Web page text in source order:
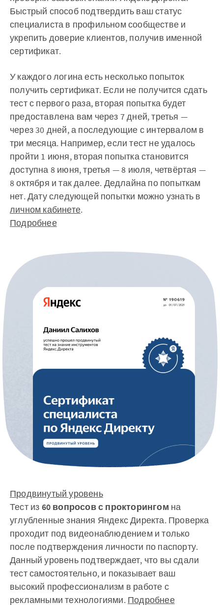
Быстрый способ подтвердить ваш статус
специалиста в профильном сообществе и
укрепить доверие клиентов, получив именной
сертификат.
У каждого логина есть несколько попыток
получить сертификат. Если не получится сдать
тест с первого раза, вторая попытка будет
предоставлена вам через 7 дней, третья —
через 30 дней, а последующие с интервалом в
три месяца. Например, если тест не удалось
пройти 1 июня, вторая попытка становится
доступна 8 июня, третья — 8 июля, четвёртая —
8 октября и так далее. Дедлайна по попыткам
нет. Дату следующей попытки можно узнать в
личном кабинете.
Подробнее
Продвинутый уровень
Тест из 60 вопросов с прокторингом на
углубленные знания Яндекс Директа. Проверка
проходит под видеонаблюдением и только
после подтверждения личности по паспорту.
Данный уровень подтверждает, что вы сдали
тест самостоятельно, и показывает ваш
высокий профессионализм в работе с
рекламными технологиями. Подробнее